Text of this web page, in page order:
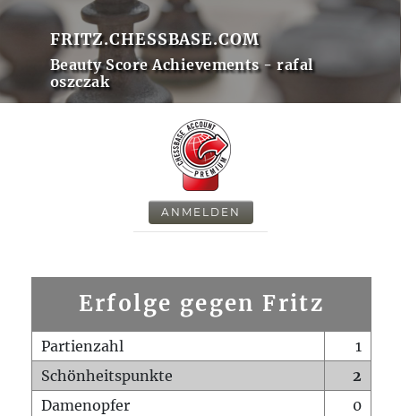
FRITZ.CHESSBASE.COM
Beauty Score Achievements - rafal
oszczak
ANMELDEN
Erfolge gegen Fritz
Partienzahl
1
Schönheitspunkte
2
Damenopfer
0